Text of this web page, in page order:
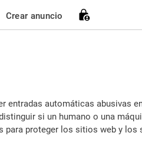
Crear anuncio
entradas automáticas abusivas
si un humano o una
para proteger los sitios web y los